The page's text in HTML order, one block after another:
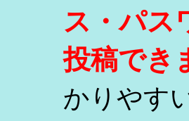
ス・パス
投稿でき
かりやす